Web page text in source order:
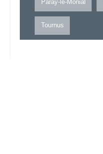
Paray-le-Monial
Tournus